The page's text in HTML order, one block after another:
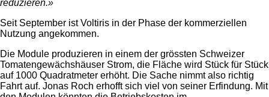
reduzieren.»
Seit September ist Voltiris in der Phase der kommerziellen
Nutzung angekommen.
Die Module produzieren in einem der grössten Schweizer
Tomatengewächshäuser Strom, die Fläche wird Stück für Stück
auf 1000 Quadratmeter erhöht. Die Sache nimmt also richtig
Fahrt auf. Jonas Roch erhofft sich viel von seiner Erfindung. Mit